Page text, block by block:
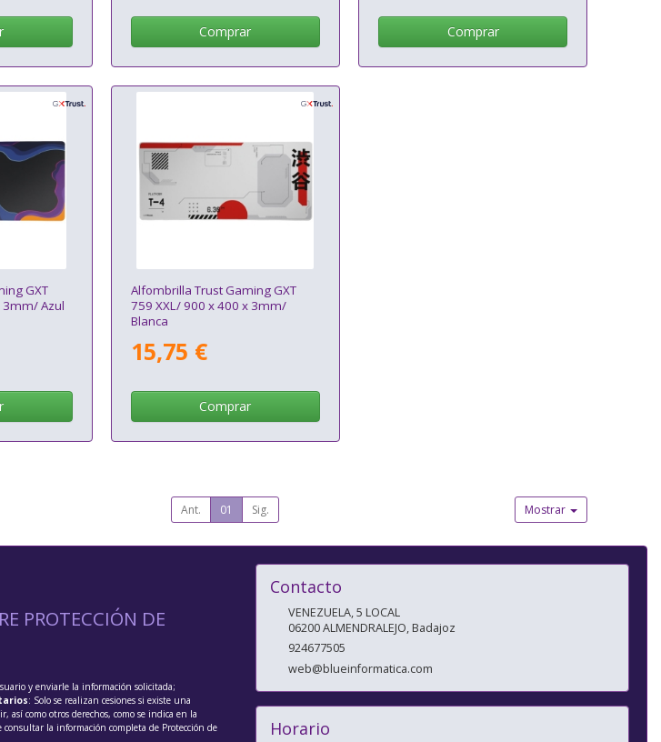
Comprar Comprar
GXT
3mm/ Azul
Alfombrilla Trust Gaming GXT
759 XXL/ 900 x 400 x 3mm/
Blanca
15,75 €
Comprar
Ant. 01 Sig. Mostrar
PROTECCIÓN DE
y enviarle la información solicitada;
: Solo se realizan cesiones si existe una
así como otros derechos, como se indica en la
consultar la información completa de Protección de
Contacto
VENEZUELA, 5 LOCAL
06200ALMENDRALEJO,Badajoz
924677505
web@blueinformatica.com
Horario